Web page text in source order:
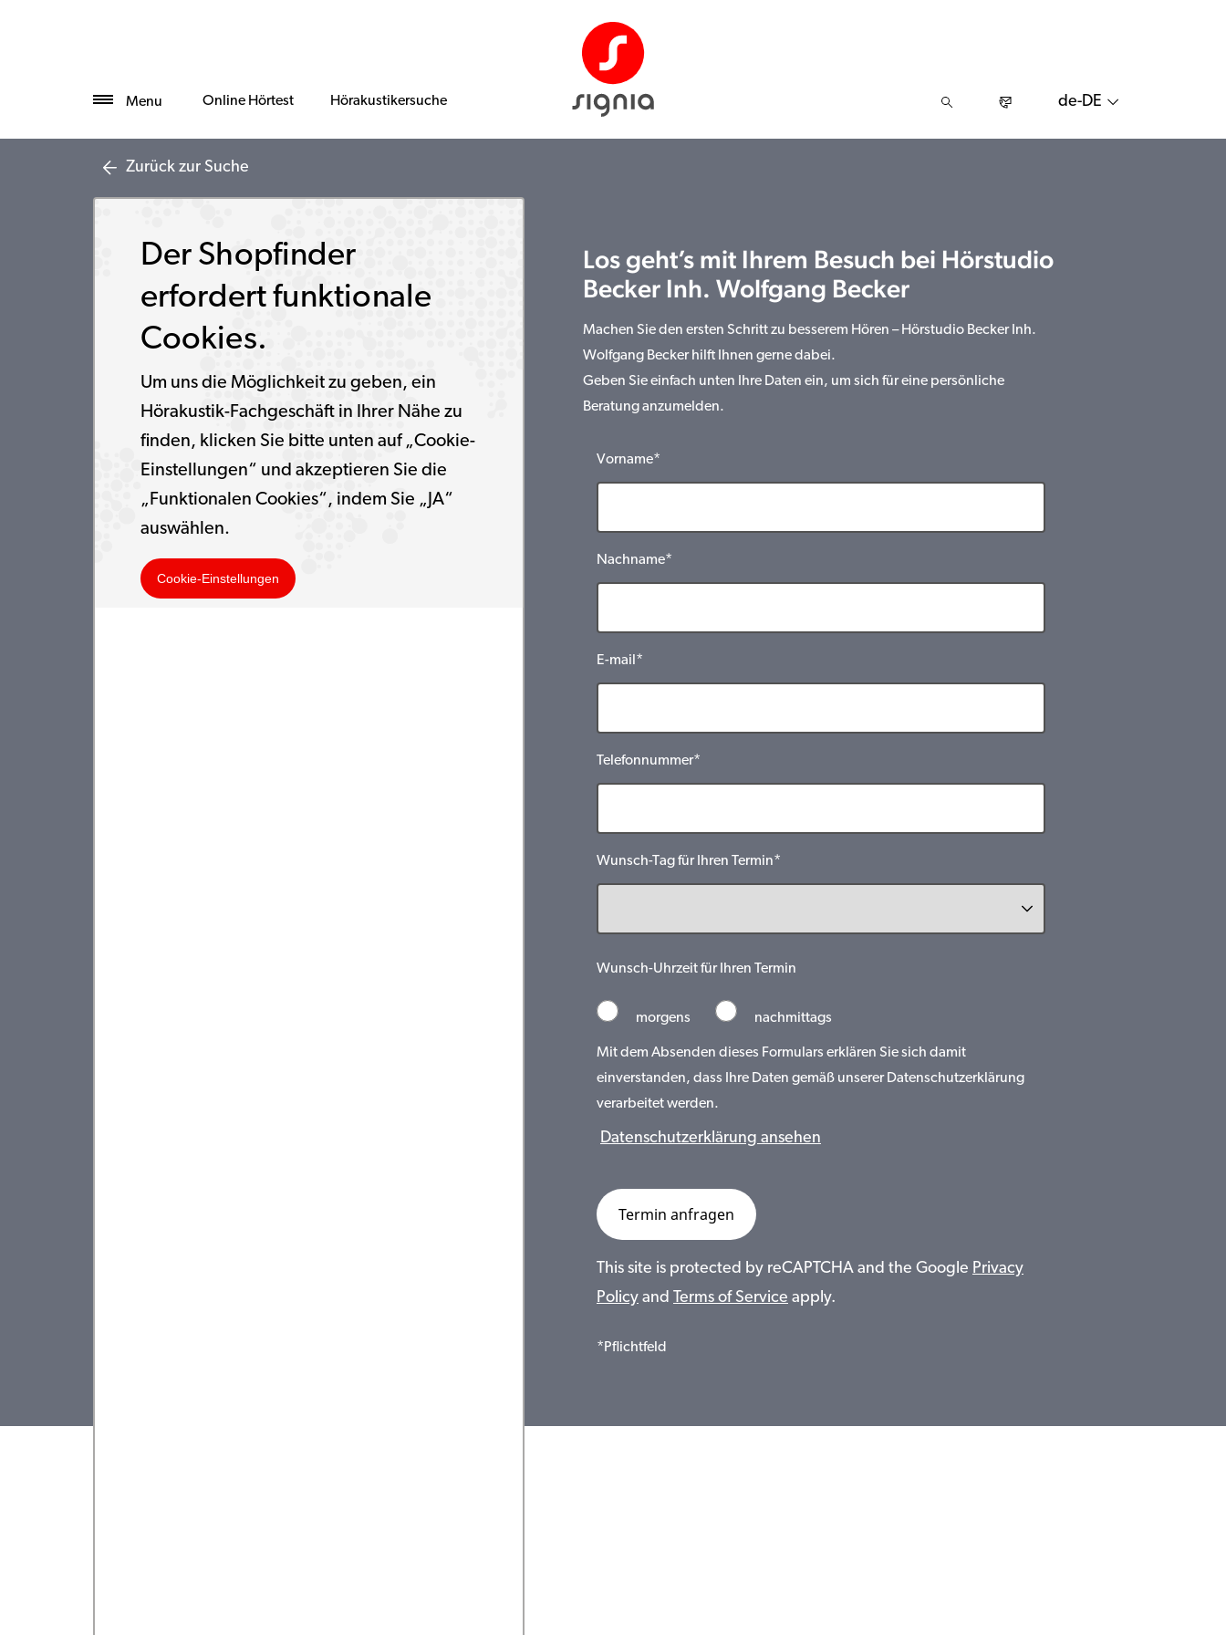
Menu Online Hörtest Hörakustikersuche de-DE
Zurück zur Suche
Der Shopfinder
erfordert funktionale
Cookies.
Um uns die Möglichkeit zu geben, ein
Hörakustik-Fachgeschäft in Ihrer Nähe zu
finden, klicken Sie bitte unten auf „Cookie-
Einstellungen“ und akzeptieren Sie die
„Funktionalen Cookies“, indem Sie „JA“
auswählen.
Cookie-Einstellungen
Los geht’s mit Ihrem Besuch bei Hörstudio
Becker Inh. Wolfgang Becker
Machen Sie den ersten Schritt zu besserem Hören – Hörstudio Becker Inh.
Wolfgang Becker hilft Ihnen gerne dabei.
Geben Sie einfach unten Ihre Daten ein, um sich für eine persönliche
Beratung anzumelden.
Vorname*
Nachname*
E-mail*
Telefonnummer*
Wunsch-Tag für Ihren Termin*
Wunsch-Uhrzeit für Ihren Termin
morgens nachmittags
Mit dem Absenden dieses Formulars erklären Sie sich damit
einverstanden, dass Ihre Daten gemäß unserer Datenschutzerklärung
verarbeitet werden.
Datenschutzerklärung ansehen
This site is protected by reCAPTCHA and the Google Privacy
Policy and Terms of Service apply.
*Pflichtfeld